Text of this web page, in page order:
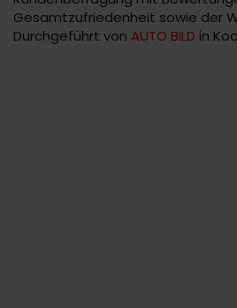
Gesamtzufriedenheit sowie der
Durchgeführt von AUTO BILD in